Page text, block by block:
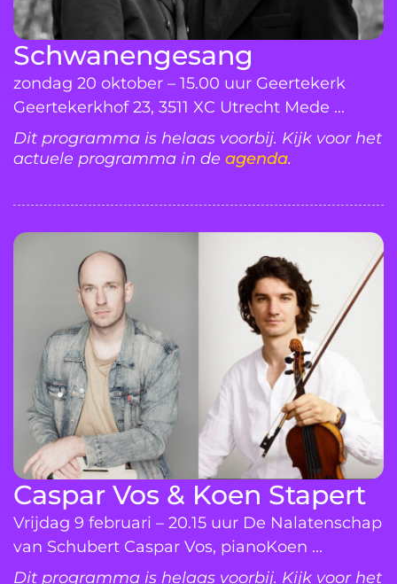
Schwanengesang
zondag 20 oktober – 15.00 uur Geertekerk
Geertekerkhof 23, 3511 XC Utrecht Mede ...
Dit programma is helaas voorbij. Kijk voor het
actuele programma in de agenda.
Caspar Vos & Koen Stapert
Vrijdag 9 februari – 20.15 uur De Nalatenschap
van Schubert Caspar Vos, pianoKoen ...
Dit programma is helaas voorbij. Kijk voor het